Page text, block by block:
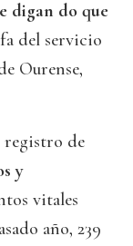
digan do que
del servicio
Ourense,
registro de
y
vitales
año, 239